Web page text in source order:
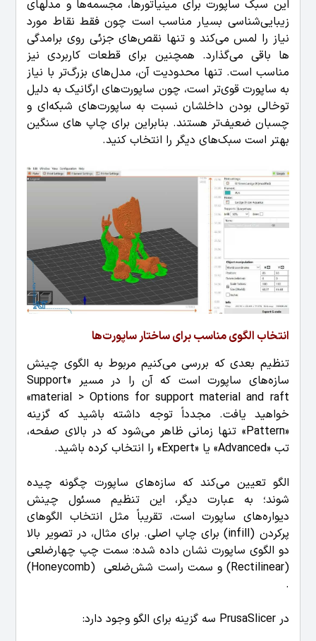
این سبک ساپورت برای مینیاتورها، مجسمه‌ها و مدلهای
زیبایی‌شناسی بسیار مناسب است چون فقط نقاط مورد
نیاز را لمس می‌کند و تنها نقص‌های جزئی روی برامدگی
ها باقی می‌گذارد. همچنین برای قطعات کاربردی نیز
مناسب است. تنها محدودیت آن، مدل‌های بزرگ‌تر با نیاز
به ساپورت قوی‌تر است، چون ساپورت‌های ارگانیک به دلیل
توخالی بودن داخلشان نسبت به ساپورت‌های شبکه‌ای و
چسبان ضعیف‌تر هستند. بنابراین برای چاپ های سنگین
بهتر است سبک‌های دیگر را انتخاب کنید.
انتخاب الگوی مناسب برای ساختار ساپورت‌ها
تنظیم بعدی که بررسی می‌کنیم مربوط به الگوی چینش
سازه‌های ساپورت است که آن را در مسیر «Support
material > Options for support material and raft»
خواهید یافت. مجدداً توجه داشته باشید که گزینه
«Pattern» تنها زمانی ظاهر می‌شود که در بالای صفحه،
تب «Advanced» یا «Expert» را انتخاب کرده باشید.
الگو تعیین می‌کند که سازه‌های ساپورت چگونه چیده
شوند؛ به عبارت دیگر، این تنظیم مسئول چینش
دیواره‌های ساپورت است، تقریباً مثل انتخاب الگوهای
پرکردن (infill) برای چاپ اصلی. برای مثال، در تصویر بالا
دو الگوی ساپورت نشان داده شده: سمت چپ چهارضلعی
(Rectilinear) و سمت راست شش‌ضلعی (Honeycomb)
.
در PrusaSlicer سه گزینه برای الگو وجود دارد: